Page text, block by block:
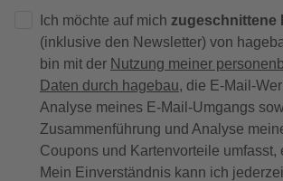
Ich möchte auf mich zugeschnittene
(inklusive den Newsletter) von
bin mit der Nutzung meiner
Daten durch hagebau, die E-Mail-
Analyse meines E-Mail-Umgangs
Zusammenführung und Analyse
Coupons und Kartenvorteile umfasst,
Mein Einverständnis kann ich